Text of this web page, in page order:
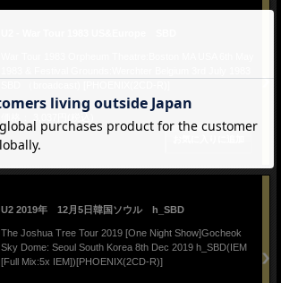
U2 2019年 12月5日韓国ソウル h_SBD
The Joshua Tree Tour 2019 [One Night Show]Gocheok
Sky Dome: Seoul South Korea 8th Dec 2019 h_SBD(IEM
[Full Mix:5x IEM])[PHOENIX(2CD-R)]